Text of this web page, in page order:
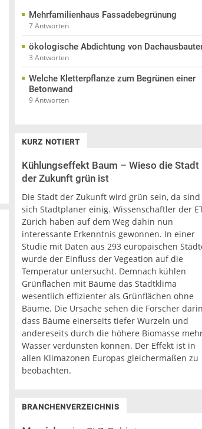
Mehrfamilienhaus Fassadebegrünung
7 Antworten
ökologische Abdichtung von
3 Antworten
Welche Kletterpflanze zum Begrünen einer
Betonwand
9 Antworten
KURZ NOTIERT
Kühlungseffekt Baum – Wieso die Stadt
der Zukunft grün ist
Die Stadt der Zukunft wird grün sein, da sind
sich Stadtplaner einig. Wissenschaftler der
Zürich haben auf dem Weg dahin nun
interessante Erkenntnis gewonnen. In einer
Studie mit Daten aus 293 europäischen
wurde der Einfluss der Vegeation auf die
Temperatur untersucht. Demnach kühlen
Grünflächen mit Bäume das Stadtklima
wesentlich effizienter als Grünflächen ohne
Bäume. Die Ursache sehen die Forscher
dass Bäume einerseits tiefer Wurzeln und
andereseits durch die höhere Biomasse
Wasser verdunsten können. Der Effekt ist in
allen Klimazonen Europas gleichermaßen zu
beobachten.
BRANCHENVERZEICHNIS